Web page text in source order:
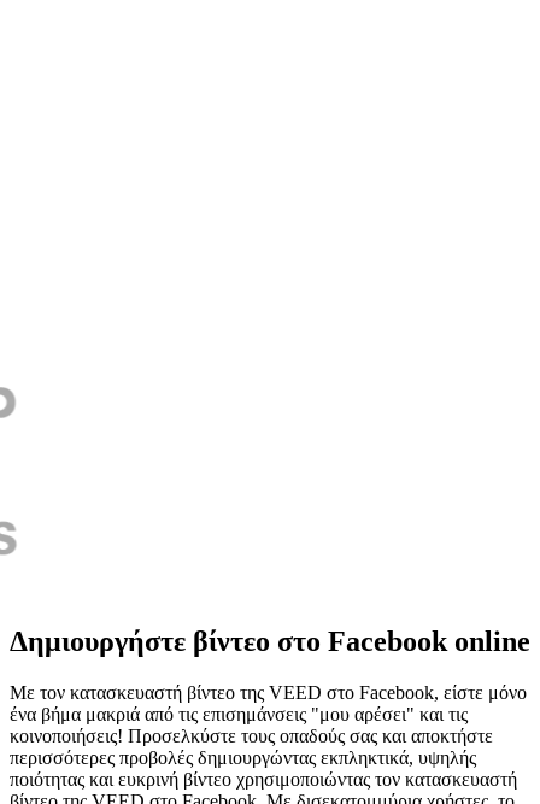
Δημιουργήστε βίντεο στο Facebook online
Με τον κατασκευαστή βίντεο της VEED στο Facebook, είστε μόνο
ένα βήμα μακριά από τις επισημάνσεις "μου αρέσει" και τις
κοινοποιήσεις! Προσελκύστε τους οπαδούς σας και αποκτήστε
περισσότερες προβολές δημιουργώντας εκπληκτικά, υψηλής
ποιότητας και ευκρινή βίντεο χρησιμοποιώντας τον κατασκευαστή